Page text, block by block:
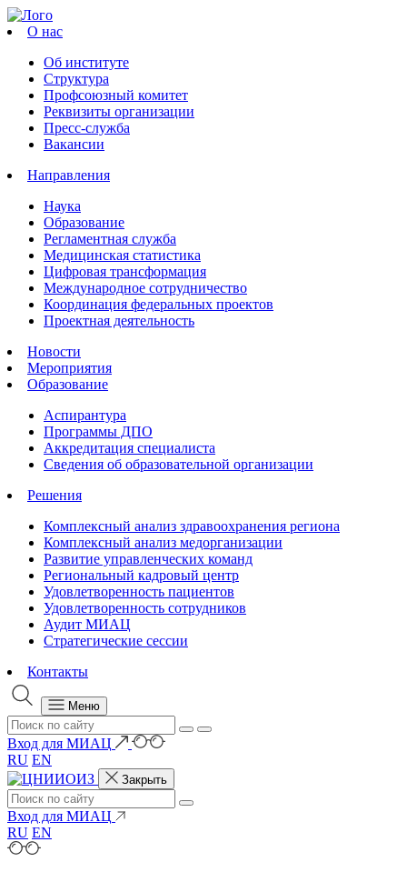
О нас
Об институте
Структура
Профсоюзный комитет
Реквизиты организации
Пресс-служба
Вакансии
Направления
Наука
Образование
Регламентная служба
Медицинская статистика
Цифровая трансформация
Международное сотрудничество
Координация федеральных проектов
Проектная деятельность
Новости
Мероприятия
Образование
Аспирантура
Программы ДПО
Аккредитация специалиста
Сведения об образовательной организации
Решения
Комплексный анализ здравоохранения региона
Комплексный анализ медорганизации
Развитие управленческих команд
Региональный кадровый центр
Удовлетворенность пациентов
Удовлетворенность сотрудников
Аудит МИАЦ
Стратегические сессии
Контакты
Меню
Вход для МИАЦ
RU EN
Закрыть
Вход для МИАЦ
RU EN